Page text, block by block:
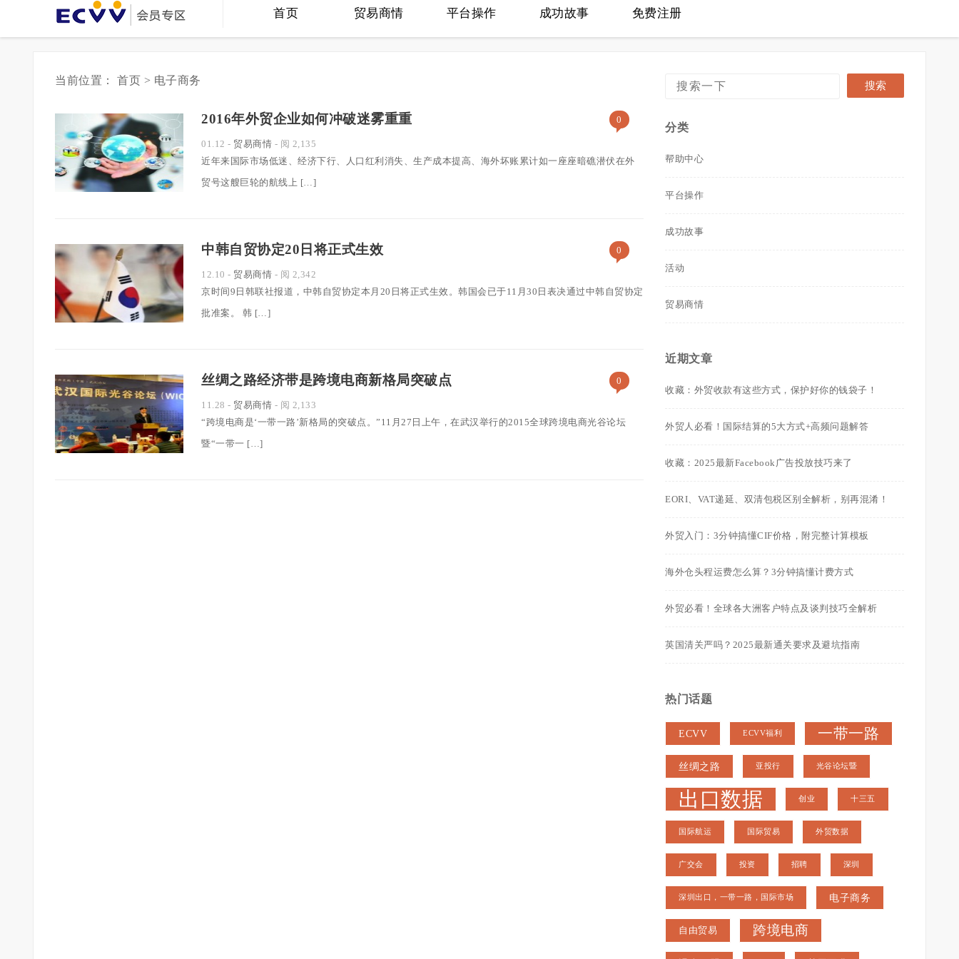
首页 贸易商情 平台操作 成功故事 免费注册
当前位置： 首页 > 电子商务
0
2016年外贸企业如何冲破迷雾重重
01.12 - 贸易商情 - 阅 2,135
近年来国际市场低迷、经济下行、人口红利消失、生产成本提高、海外坏账累计如一座座暗礁潜伏在外
贸号这艘巨轮的航线上 […]
0
中韩自贸协定20日将正式生效
12.10 - 贸易商情 - 阅 2,342
京时间9日韩联社报道，中韩自贸协定本月20日将正式生效。韩国会已于11月30日表决通过中韩自贸协定
批准案。 韩 […]
0
丝绸之路经济带是跨境电商新格局突破点
11.28 - 贸易商情 - 阅 2,133
“跨境电商是‘一带一路’新格局的突破点。”11月27日上午，在武汉举行的2015全球跨境电商光谷论坛
暨“一带一 […]
分类
帮助中心
平台操作
成功故事
活动
贸易商情
近期文章
收藏：外贸收款有这些方式，保护好你的钱袋子！
外贸人必看！国际结算的5大方式+高频问题解答
收藏：2025最新Facebook广告投放技巧来了
EORI、VAT递延、双清包税区别全解析，别再混淆！
外贸入门：3分钟搞懂CIF价格，附完整计算模板
海外仓头程运费怎么算？3分钟搞懂计费方式
外贸必看！全球各大洲客户特点及谈判技巧全解析
英国清关严吗？2025最新通关要求及避坑指南
热门话题
ECVV ECVV福利 一带一路
丝绸之路 亚投行 光谷论坛暨
出口数据 创业 十三五
国际航运 国际贸易 外贸数据
广交会 投资 招聘 深圳
深圳出口，一带一路，国际市场 电子商务
自由贸易 跨境电商